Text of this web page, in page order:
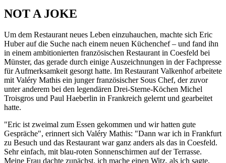
NOT A JOKE
Um dem Restaurant neues Leben einzuhauchen, machte sich Eric
Huber auf die Suche nach einem neuen Küchenchef – und fand ihn
in einem ambitionierten französischen Restaurant in Coesfeld bei
Münster, das gerade durch einige Auszeichnungen in der Fachpresse
für Aufmerksamkeit gesorgt hatte. Im Restaurant Valkenhof arbeitete
mit Valéry Mathis ein junger französischer Sous Chef, der zuvor
unter anderem bei den legendären Drei-Sterne-Köchen Michel
Troisgros und Paul Haeberlin in Frankreich gelernt und gearbeitet
hatte.
"Eric ist zweimal zum Essen gekommen und wir hatten gute
Gespräche", erinnert sich Valéry Mathis: "Dann war ich in Frankfurt
zu Besuch und das Restaurant war ganz anders als das in Coesfeld.
Sehr einfach, mit blau-roten Sonnenschirmen auf der Terrasse.
Meine Frau dachte zunächst, ich mache einen Witz, als ich sagte,